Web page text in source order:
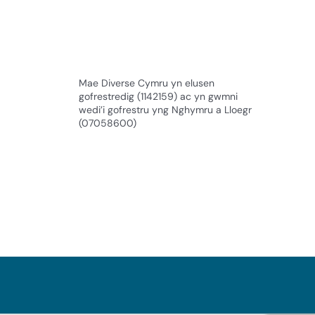
Mae Diverse Cymru yn elusen
gofrestredig (1142159) ac yn gwmni
wedi’i gofrestru yng Nghymru a Lloegr
(07058600)